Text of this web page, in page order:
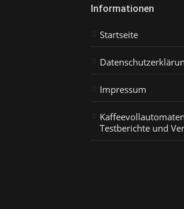
Informationen
Startseite
Impressum
Kaffeevollautomaten
Testberichte und